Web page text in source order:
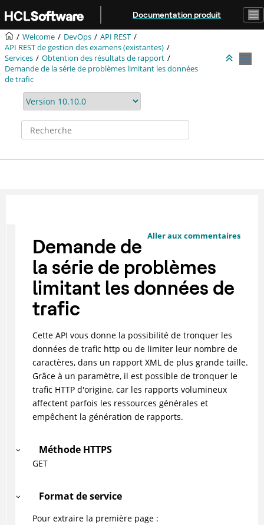
Aller au contenu principal
Documentation produit
Welcome DevOps
API REST
API REST de gestion des examens (existantes)
Services
Obtention des résultats de rapport
Demande de la série de problèmes limitant les données
de trafic
Aller aux commentaires
Demande de
la série de problèmes
limitant les données de
trafic
Cette API vous donne la possibilité de tronquer les
données de trafic http ou de limiter leur nombre de
caractères, dans un rapport XML de plus grande taille.
Grâce à un paramètre, il est possible de tronquer le
trafic HTTP d'origine, car les rapports volumineux
affectent parfois les ressources générales et
empêchent la génération de rapports.
Méthode HTTPS
GET
Format de service
Pour extraire la première page :